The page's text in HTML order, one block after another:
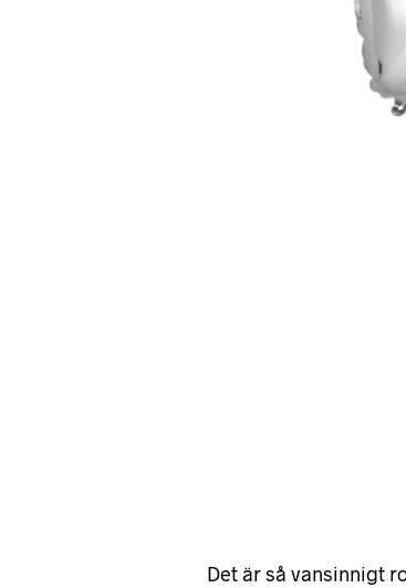
Det är så vansinnigt